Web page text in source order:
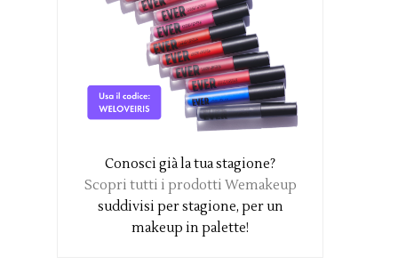
Conosci già la tua stagione?
Scopri tutti i prodotti Wemakeup
suddivisi per stagione, per un
makeup in palette!